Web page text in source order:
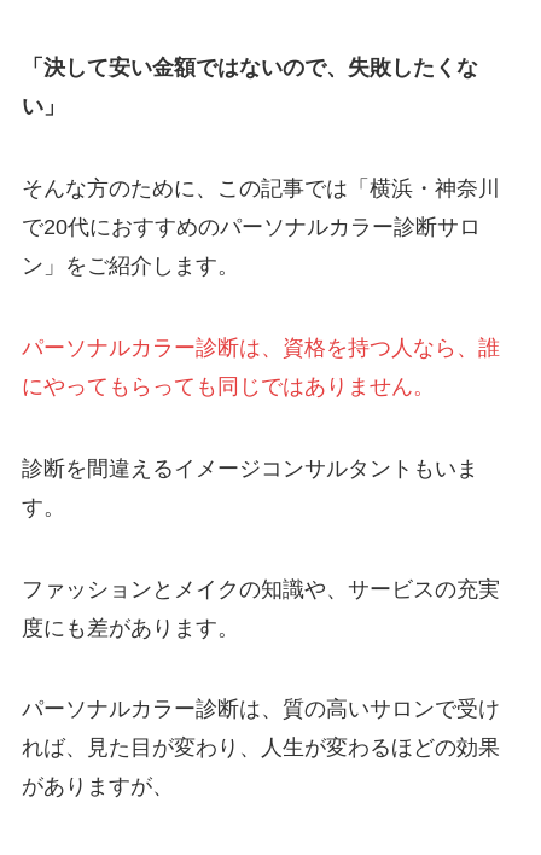
「決して安い金額ではないので、失敗したくな
い」
そんな方のために、この記事では「横浜・神奈川
で20代におすすめのパーソナルカラー診断サロ
ン」をご紹介します。
パーソナルカラー診断は、資格を持つ人なら、誰
にやってもらっても同じではありません。
診断を間違えるイメージコンサルタントもいま
す。
ファッションとメイクの知識や、サービスの充実
度にも差があります。
パーソナルカラー診断は、質の高いサロンで受け
れば、見た目が変わり、人生が変わるほどの効果
がありますが、